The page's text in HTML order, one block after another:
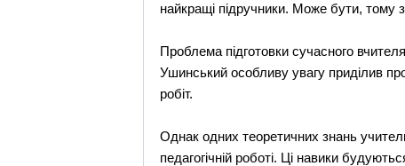
найкращі підручники. Може бути, тому
Проблема підготовки сучасного
Ушинський особливу увагу приділив
робіт.
Однак одних теоретичних знань
педагогічній роботі. Ці навики